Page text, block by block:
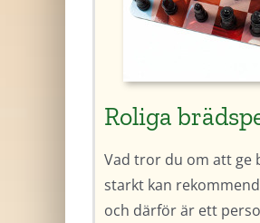
Roliga
Vad tror du om att ge
starkt kan
och därför är ett